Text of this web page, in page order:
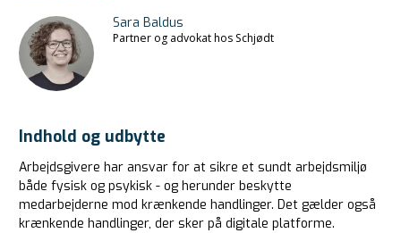
Sara Baldus
Partner og advokat hos Schjødt
Indhold og udbytte
Arbejdsgivere har ansvar for at sikre et sundt arbejdsmiljø
både fysisk og psykisk - og herunder beskytte
medarbejderne mod krænkende handlinger. Det gælder også
krænkende handlinger, der sker på digitale platforme.